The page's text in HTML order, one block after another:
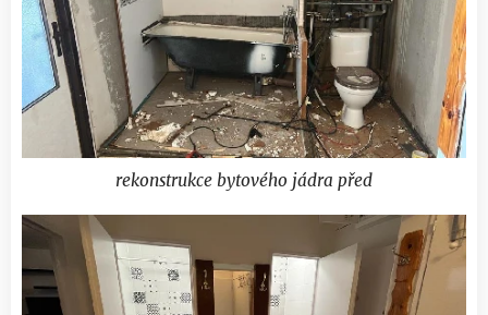
rekonstrukce bytového jádra před